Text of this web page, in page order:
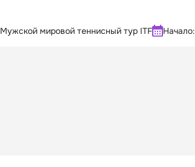
Мужской мировой теннисный тур ITF Начало: